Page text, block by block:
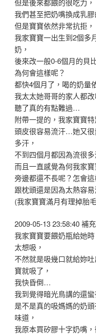
但是後來都餵的很吃力，
我們甚至把奶嘴換成乳膠
但是寶寶依然非常抗拒，
我家寶寶一出生到2個多
奶，
後來改一般0-6個月的貝
為何會這樣呢？
都快4個月了，喝的奶量
我太太她哥哥的家人都改
聽了真的有點難過…
附帶一提的，我家寶寶
頭皮很容易流汗…她又很
多汗，
不到四個月都因為流很
而且一直感覺為何我家
旁邊都還不長呢？怎會這
跟枕頭還是因為太熱容
(我家寶寶滿月有理掉胎
2009-05-13 23:58:40 補充
我家寶寶要餵奶瓶給她
太想吸，
不然就是吸幾口就給妳
寶就吸了，
我快昏倒…
我到覺得暗光鳥講的還蠻
是不是真的吸媽媽的奶
味道，
我原本買矽膠十字奶嘴